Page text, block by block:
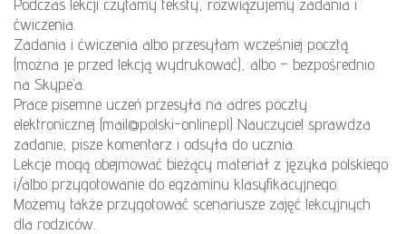
Podczas lekcji czytamy teksty, rozwiązujemy zadania i
ćwiczenia.
Zadania i ćwiczenia albo przesyłam wcześniej pocztą
(można je przed lekcją wydrukować), albo – bezpośrednio
na Skype’a.
Prace pisemne uczeń przesyła na adres poczty
elektronicznej (mail@polski-online.pl) Nauczyciel sprawdza
zadanie, pisze komentarz i odsyła do ucznia.
Lekcje mogą obejmować bieżący materiał z języka polskiego
i/albo przygotowanie do egzaminu klasyfikacyjnego.
Możemy także przygotować scenariusze zajęć lekcyjnych
dla rodziców.